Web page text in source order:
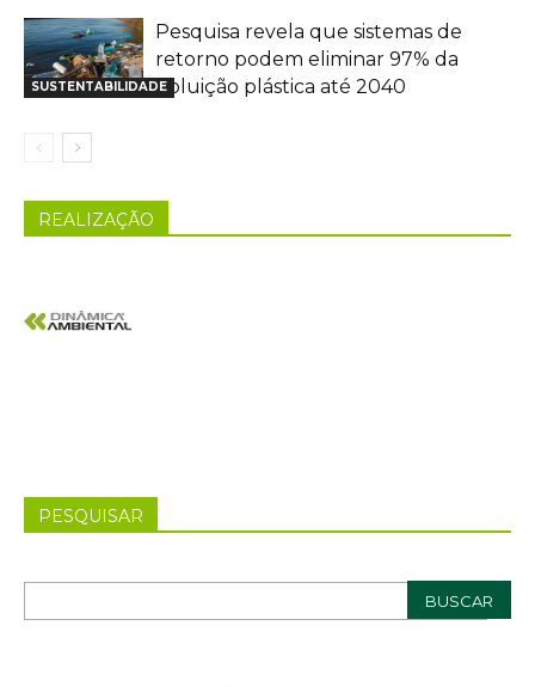
SUSTENTABILIDADE
Pesquisa revela que sistemas de
retorno podem eliminar 97% da
poluição plástica até 2040
REALIZAÇÃO
PESQUISAR